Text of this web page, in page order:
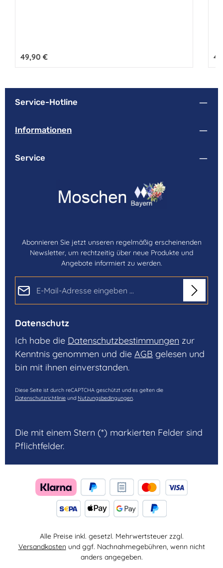
Regulärer Preis:
49,90 €
Service-Hotline
Informationen
Service
Abonnieren Sie jetzt unseren regelmäßig erscheinenden
Newsletter, um rechtzeitig über neue Produkte und
Angebote informiert zu werden.
Datenschutz
Ich habe die Datenschutzbestimmungen zur
Kenntnis genommen und die AGB gelesen und
bin mit ihnen einverstanden.
Diese Seite ist durch reCAPTCHA geschützt und es gelten die
Datenschutzrichtlinie und Nutzungsbedingungen.
Die mit einem Stern (*) markierten Felder sind
Pflichtfelder.
Alle Preise inkl. gesetzl. Mehrwertsteuer zzgl.
Versandkosten und ggf. Nachnahmegebühren, wenn nicht
anders angegeben.